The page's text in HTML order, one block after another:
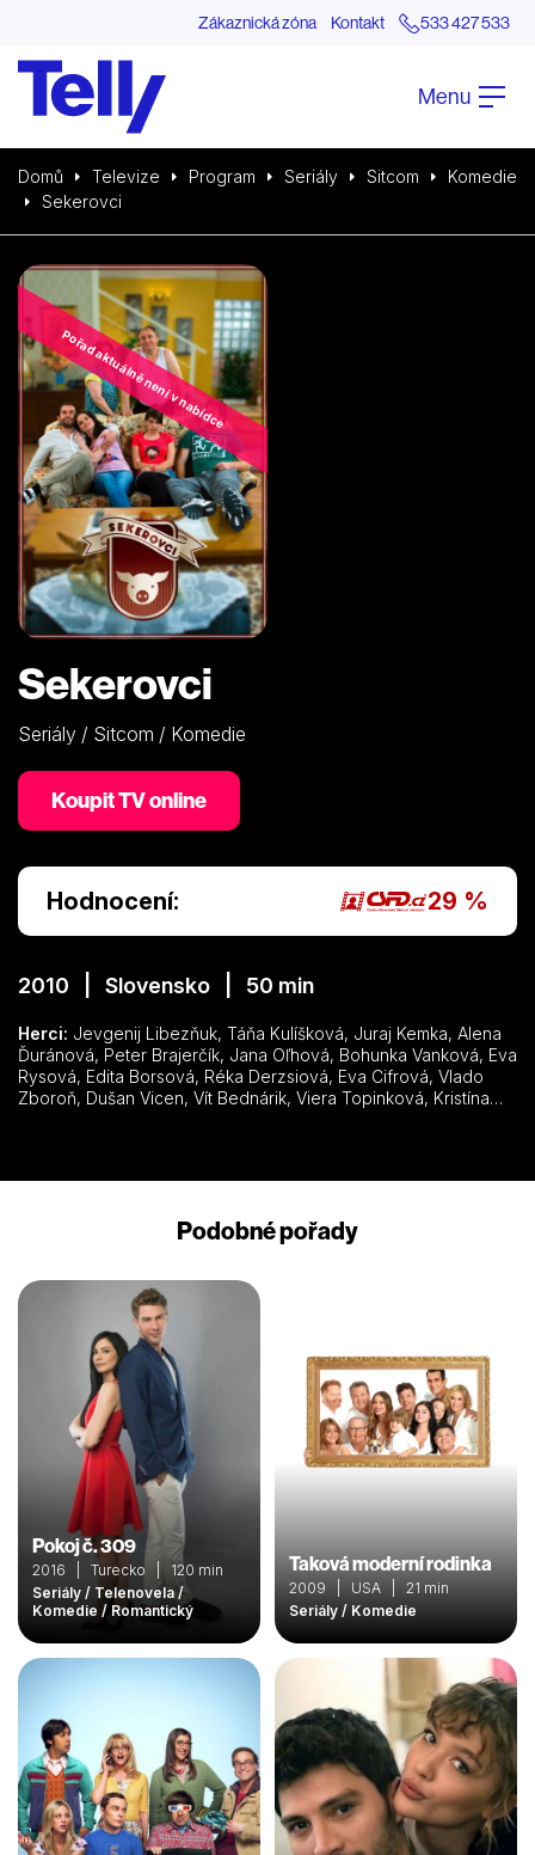
Zákaznická zóna Kontakt 533 427 533
Menu
Domů Televize Program Seriály Sitcom
Komedie
Sekerovci
Pořad aktuálně není v nabídce
Sekerovci
Seriály / Sitcom / Komedie
Koupit TV online
Hodnocení: 29 %
2010 | Slovensko | 50 min
Herci:
Ďuránová, Peter Brajerčík, Jana Oľhová, Bohunka Vanková, Eva
Rysová, Edita Borsová, Réka Derzsiová, Eva Cifrová, Vlado
Zboroň, Dušan Vicen, Vít Bednárik, Viera Topinková, Kristína
Podobné pořady
Pokoj č. 309
2016 | Turecko | 120 min
Seriály / Telenovela /
Komedie / Romantický
Taková moderní rodinka
2009 | USA | 21 min
Seriály / Komedie